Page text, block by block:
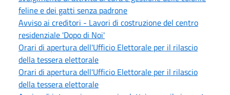
feline e dei gatti senza padrone
Avviso ai creditori - Lavori di costruzione del centro
residenziale 'Dopo di Noi'
Orari di apertura dell'Ufficio Elettorale per il rilascio
della tessera elettorale
Orari di apertura dell'Ufficio Elettorale per il rilascio
della tessera elettorale